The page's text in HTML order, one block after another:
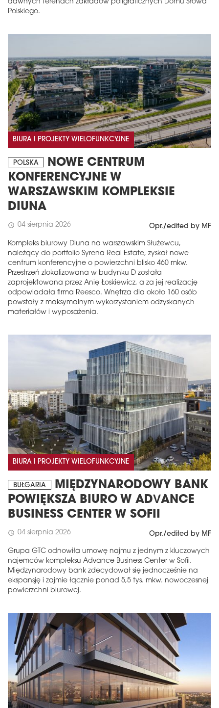
dawnych terenach zakładów poligraficznych Domu Słowa
Polskiego.
BIURA I PROJEKTY WIELOFUNKCYJNE
POLSKA
NOWE CENTRUM
KONFERENCYJNE W
WARSZAWSKIM KOMPLEKSIE
DIUNA
schedule 04 sierpnia 2026 Opr./edited by MF
Kompleks biurowy Diuna na warszawskim Służewcu,
należący do portfolio Syrena Real Estate, zyskał nowe
centrum konferencyjne o powierzchni blisko 460 mkw.
Przestrzeń zlokalizowana w budynku D została
zaprojektowana przez Anię Łoskiewicz, a za jej realizację
odpowiadała firma Reesco. Wnętrza dla około 160 osób
powstały z maksymalnym wykorzystaniem odzyskanych
materiałów i wyposażenia.
BIURA I PROJEKTY WIELOFUNKCYJNE
BUŁGARIA
MIĘDZYNARODOWY BANK
POWIĘKSZA BIURO W ADVANCE
BUSINESS CENTER W SOFII
schedule 04 sierpnia 2026 Opr./edited by MF
Grupa GTC odnowiła umowę najmu z jednym z kluczowych
najemców kompleksu Advance Business Center w Sofii.
Międzynarodowy bank zdecydował się jednocześnie na
ekspansję i zajmie łącznie ponad 5,5 tys. mkw. nowoczesnej
powierzchni biurowej.